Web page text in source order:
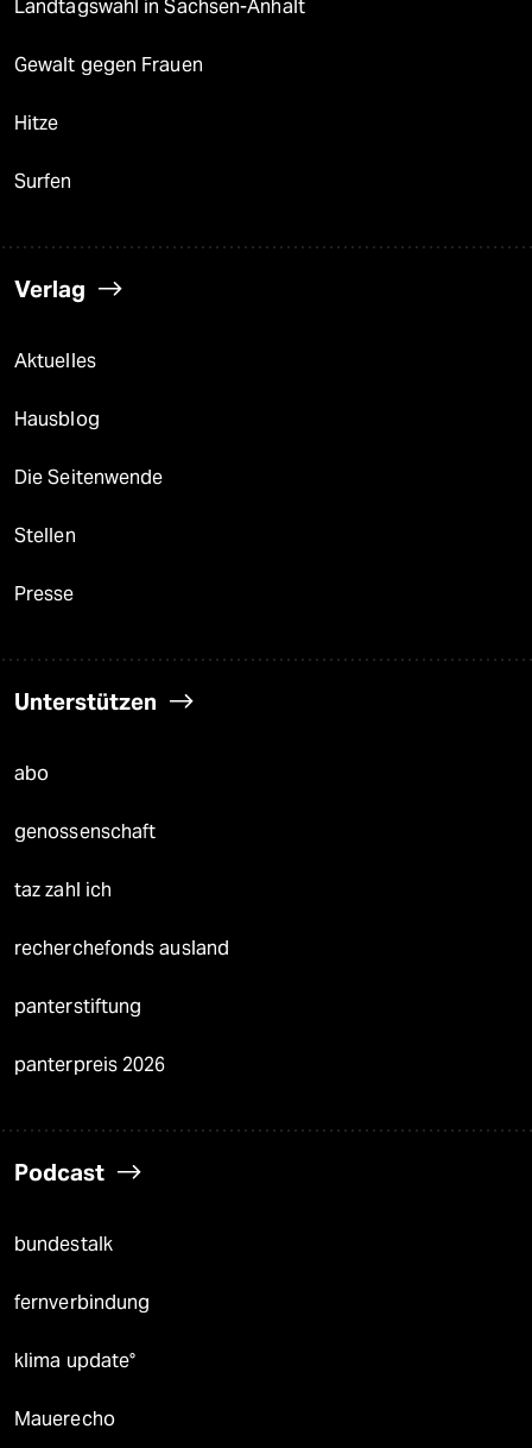
Landtagswahl in Sachsen-Anhalt
Gewalt gegen Frauen
Hitze
Surfen
Verlag
Aktuelles
Hausblog
Die Seitenwende
Stellen
Presse
Unterstützen
abo
genossenschaft
taz zahl ich
recherchefonds ausland
panterstiftung
panterpreis 2026
Podcast
bundestalk
fernverbindung
klima update°
Mauerecho